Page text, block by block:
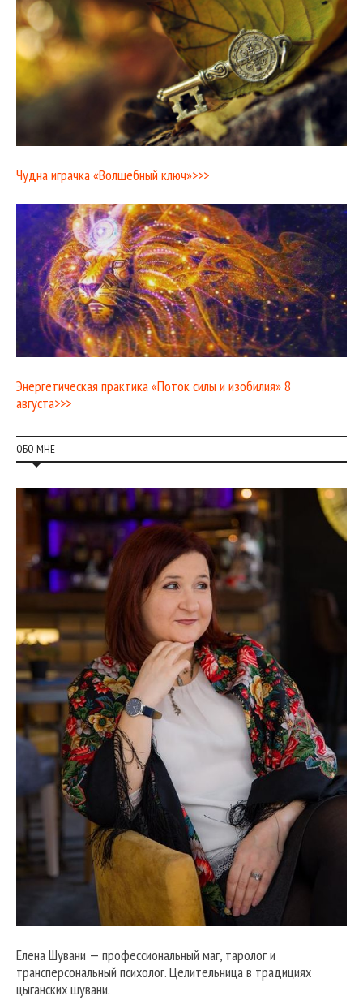
Чудна играчка «Волшебный ключ»>>>
Энергетическая практика «Поток силы и изобилия» 8
августа>>>
ОБО МНЕ
Елена Шувани — профессиональный маг, таролог и
трансперсональный психолог. Целительница в традициях
цыганских шувани.